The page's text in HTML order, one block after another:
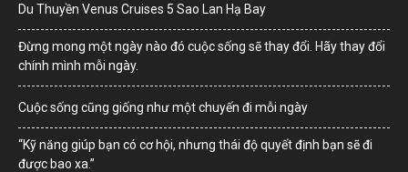
Du Thuyền Venus Cruises 5 Sao Lan Hạ Bay
Đừng mong một ngày nào đó cuộc sống sẽ thay đổi. Hãy thay đổi
chính mình mỗi ngày.
Cuộc sống cũng giống như một chuyến đi mỗi ngày
“Kỹ năng giúp bạn có cơ hội, nhưng thái độ quyết định bạn sẽ đi
được bao xa.”